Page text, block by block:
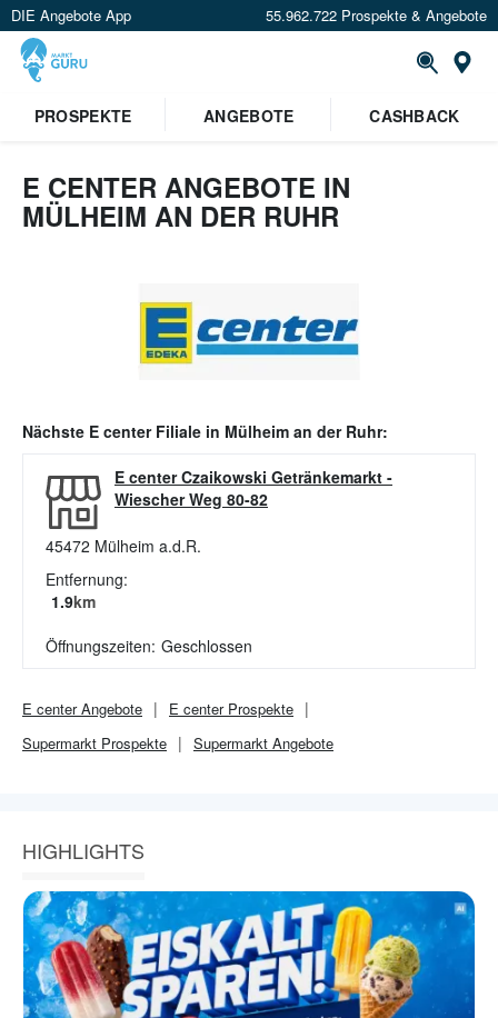
DIE Angebote App 55.962.722 Prospekte & Angebote
PROSPEKTE
ANGEBOTE CASHBACK
E CENTER ANGEBOTE IN
MÜLHEIM AN DER RUHR
Nächste E centerFiliale in Mülheim an der Ruhr:
E center Czaikowski Getränkemarkt -
Wiescher Weg 80-82
45472 Mülheim a.d.R.
Entfernung:
1.9km
Öffnungszeiten: Geschlossen
E centerAngebote E centerProspekte
Supermarkt Prospekte Supermarkt Angebote
HIGHLIGHTS